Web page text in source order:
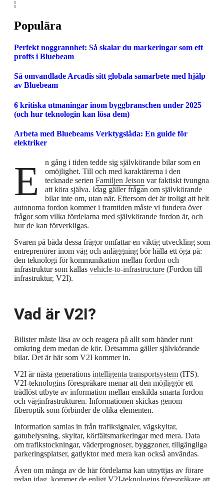
Populära
Perfekt noggrannhet: Så skalar du markeringar som ett
proffs i Bluebeam
Så omvandlade Arcadis sitt globala samarbete med hjälp
av Bluebeam
6 kritiska utmaningar inom byggbranschen under 2025
(och hur teknologin kan lösa dem)
Arbeta med Bluebeams Verktygslåda: En guide för
elektriker
En gång i tiden tedde sig självkörande bilar som en
omöjlighet. Till och med karaktärerna i den
tecknade serienFamiljen Jetson var faktiskt tvungna
att köra själva. Idag gäller frågan om självkörande
bilar inte om, utan när. Eftersom det är troligt att helt
autonoma fordon kommer i framtiden måste vi fundera över
frågor som vilka fördelarna med självkörande fordon är, och
hur de kan förverkligas.
Svaren på båda dessa frågor omfattar en viktig utveckling som
entreprenörer inom väg och anläggning bör hålla ett öga på:
den teknologi för kommunikation mellan fordon och
infrastruktur som kallas vehicle-to-infrastructure (Fordon till
infrastruktur, V2I).
Vad är V2I?
Bilister måste läsa av och reagera på allt som händer runt
omkring dem medan de kör. Detsamma gäller självkörande
bilar. Det är här som V2I kommer in.
V2I är nästa generations intelligenta transportsystem (ITS).
V2I-teknologins förespråkare menar att den möjliggör ett
trådlöst utbyte av information mellan enskilda smarta fordon
och väginfrastrukturen. Informationen skickas genom
fiberoptik som förbinder de olika elementen.
Information samlas in från trafiksignaler, vägskyltar,
gatubelysning, skyltar, körfältsmarkeringar med mera. Data
om trafikstockningar, väderprognoser, byggzoner, tillgängliga
parkeringsplatser, gatlyktor med mera kan också användas.
Även om många av de här fördelarna kan utnyttjas av förare
redan idag, kommer de enligt V2I-teknologins förespråkare att